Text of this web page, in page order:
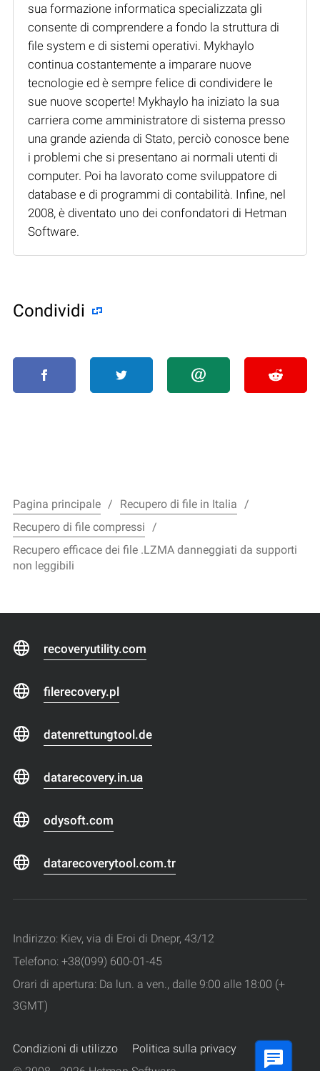
sua formazione informatica specializzata gli
consente di comprendere a fondo la struttura di
file system e di sistemi operativi. Mykhaylo
continua costantemente a imparare nuove
tecnologie ed è sempre felice di condividere le
sue nuove scoperte! Mykhaylo ha iniziato la sua
carriera come amministratore di sistema presso
una grande azienda di Stato, perciò conosce bene
i problemi che si presentano ai normali utenti di
computer. Poi ha lavorato come sviluppatore di
database e di programmi di contabilità. Infine, nel
2008, è diventato uno dei confondatori di Hetman
Software.
Condividi
Pagina principale
Recupero di file in Italia
Recupero di file compressi
Recupero efficace dei file .LZMA danneggiati da supporti
non leggibili
recoveryutility.com
filerecovery.pl
datenrettungtool.de
datarecovery.in.ua
odysoft.com
datarecoverytool.com.tr
Indirizzo: Kiev, via di Eroi di Dnepr, 43/12
Telefono: +38(099) 600-01-45
Orari di apertura: Da lun. a ven., dalle 9:00 alle 18:00 (+
3GMT)
Condizioni di utilizzo
Politica sulla privacy